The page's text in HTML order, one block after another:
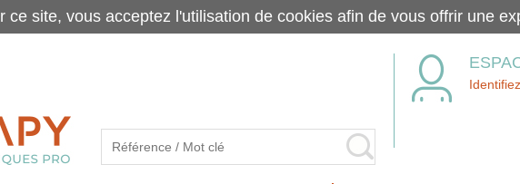
ce site, vous acceptez l'utilisation de cookies afin de vous offrir une